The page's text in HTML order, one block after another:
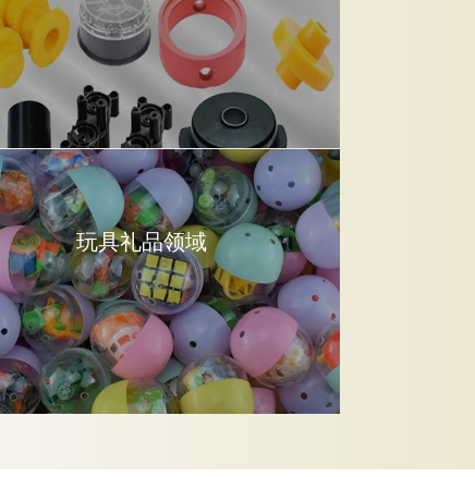
玩具礼品领域